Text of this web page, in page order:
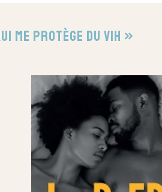
me protège du VIH »